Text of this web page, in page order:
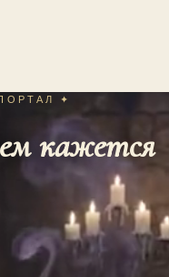
✦
кажется